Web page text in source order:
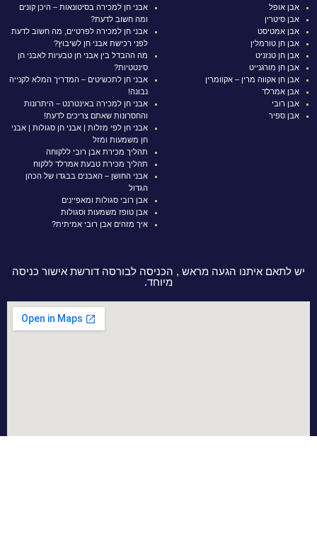
אבן אופל
אבן סיטרין
אבן אמטיסט
אבן חן טורמלין
אבן חן טנזניט
אבן חן מורגנייט
אבן חן אקווה מרין – אקוומרין
אבן אמרלד
אבן רובי
אבן ספיר
אבני חן למכירה בסיטונאות – היכן קונים
ומה חשוב לדעת?
אבני חן למכירה לפרטיים, מה חשוב לדעת
לפני רכישת אבני חן לשיבוץ?
מה ההבדל בין אבני חן טבעיות לאבני חן
סינטטיות?
אבני חן לתכשיטים – המדריך המלא לקנייה
נבונה!
אבני חן למכירה באינטרנט – היתרונות
והחסרונות שאתם צריכים לדעת!
אבני חן לפי מזלות | אבני חן סגולות | אבני
חן משמעות ומזל
תהליך מכירת אבן רובי ללקוחה
תהליך מכירת טבעת אמרלד ללקוח
אבני החושן – האבנים בבגדו של הכהן
הגדול
אבן רובי סגולות ומאפיינים
אבן טופז משמעות וסגולות
איך מזהים אבן רובי אמיתית?
יש לתאם איתנו הגעה מראש , הכניסה לבורסה דורשת אישור כניסה
מיוחד.